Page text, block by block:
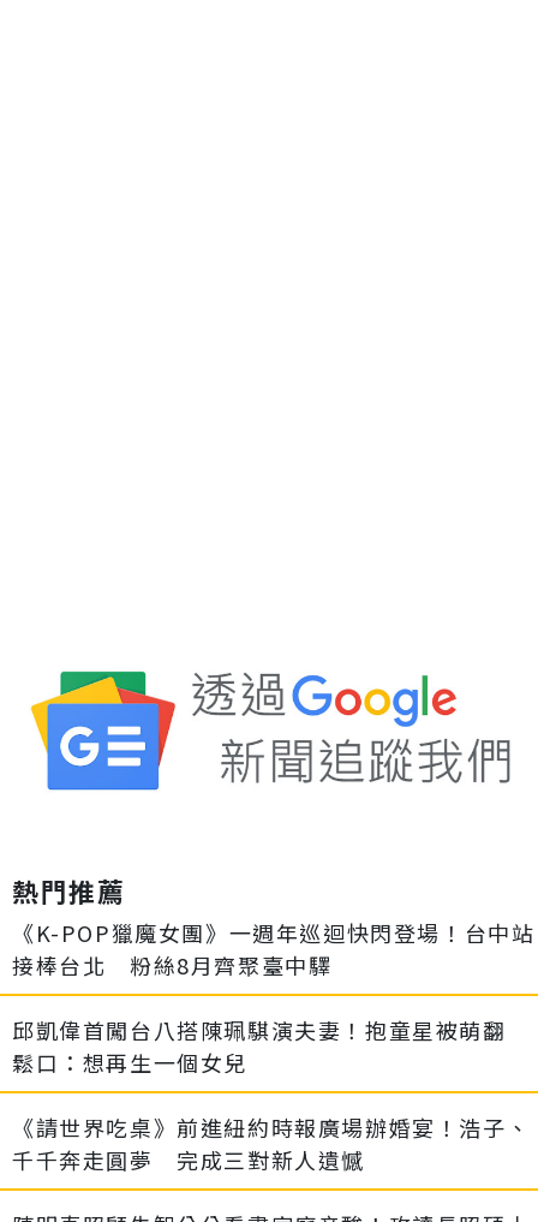
熱門推薦
《K-POP獵魔女團》一週年巡迴快閃登場！台中站
接棒台北 粉絲8月齊聚臺中驛
邱凱偉首闖台八搭陳珮騏演夫妻！抱童星被萌翻
鬆口：想再生一個女兒
《請世界吃桌》前進紐約時報廣場辦婚宴！浩子、
千千奔走圓夢 完成三對新人遺憾